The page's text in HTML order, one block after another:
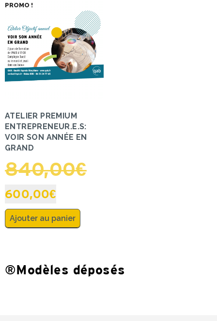
PROMO !
ATELIER PREMIUM
ENTREPRENEUR.E.S:
VOIR SON ANNÉE EN
GRAND
840,00€
600,00€
Ajouter au panier
®Modèles déposés